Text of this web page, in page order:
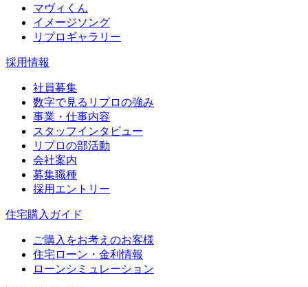
マヴィくん
イメージソング
リプロギャラリー
採用情報
社員募集
数字で見るリプロの強み
事業・仕事内容
スタッフインタビュー
リプロの部活動
会社案内
募集職種
採用エントリー
住宅購入ガイド
ご購入をお考えのお客様
住宅ローン・金利情報
ローンシミュレーション